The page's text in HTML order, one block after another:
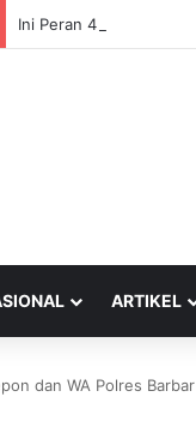
Ini Peran 4 Tersangka
ARTIKEL
dan WA Polres Barbar